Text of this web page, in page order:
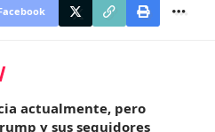
actualmente, pero
y sus seguidores